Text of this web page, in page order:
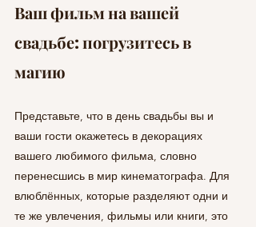
Ваш фильм на вашей
свадьбе: погрузитесь в
магию
Представьте, что в день свадьбы вы и
ваши гости окажетесь в декорациях
вашего любимого фильма, словно
перенесшись в мир кинематографа. Для
влюблённых, которые разделяют одни и
те же увлечения, фильмы или книги, это